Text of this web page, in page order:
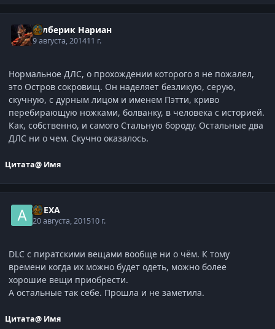
Рэлберик Нариан
9 августа, 201411 г.
Нормальное ДЛС, о прохождении которого я не пожалел,
это Остров сокровищ. Он наделяет безликую, серую,
скучную, с дурным лицом и именем Пэтти, криво
перебирающую ножками, болванку, в человека с историей.
Как, собственно, и самого Стальную бороду. Остальные два
ДЛС ни о чем. Скучно оказалось.
Цитата@ Имя
ALEXA
20 августа, 201510 г.
DLC с пиратскими вещами вообще ни о чём. К тому
времени когда их можно будет одеть, можно более
хорошие вещи приобрести.
А остальные так себе. Прошла и не заметила.
Цитата@ Имя